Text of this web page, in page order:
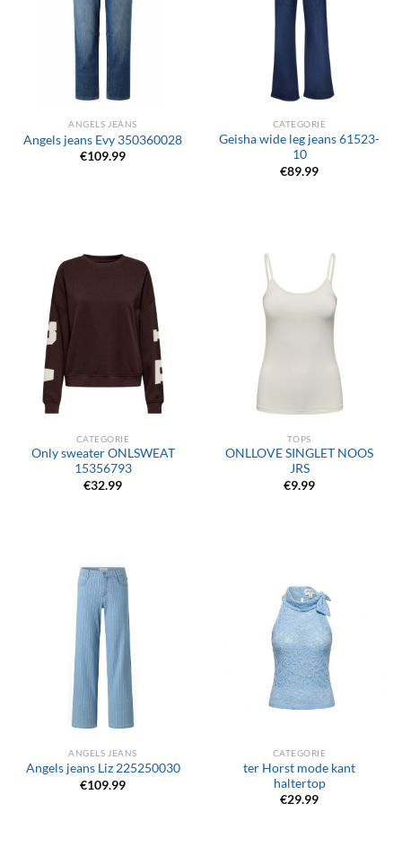
ANGELS JEANS
Angels jeans Evy 350360028
€109.99
CATEGORIE
Geisha wide leg jeans 61523-
10
€89.99
CATEGORIE
Only sweater ONLSWEAT
15356793
€32.99
TOPS
ONLLOVE SINGLET NOOS
JRS
€9.99
ANGELS JEANS
Angels jeans Liz 225250030
€109.99
CATEGORIE
ter Horst mode kant
haltertop
€29.99